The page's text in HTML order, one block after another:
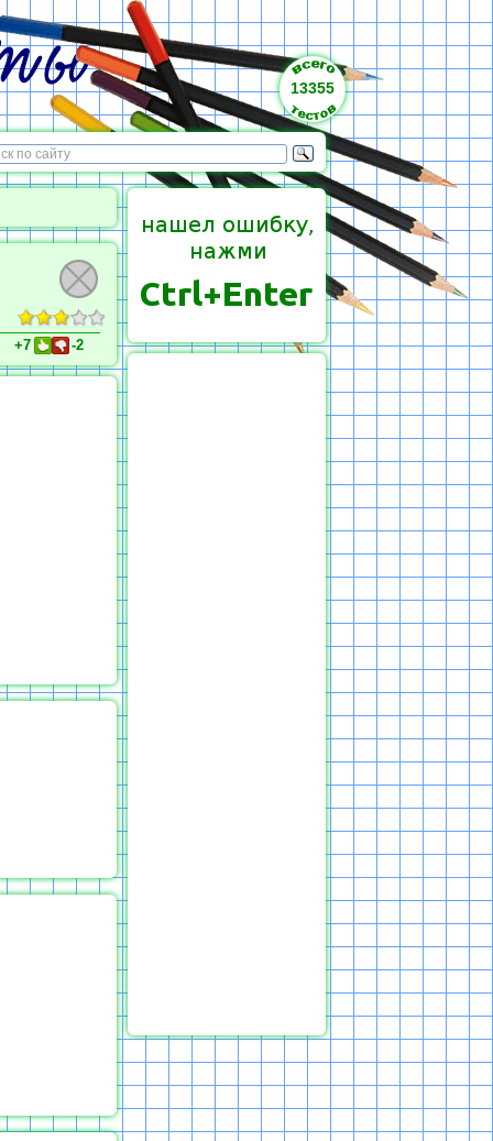
13355
+7 -2